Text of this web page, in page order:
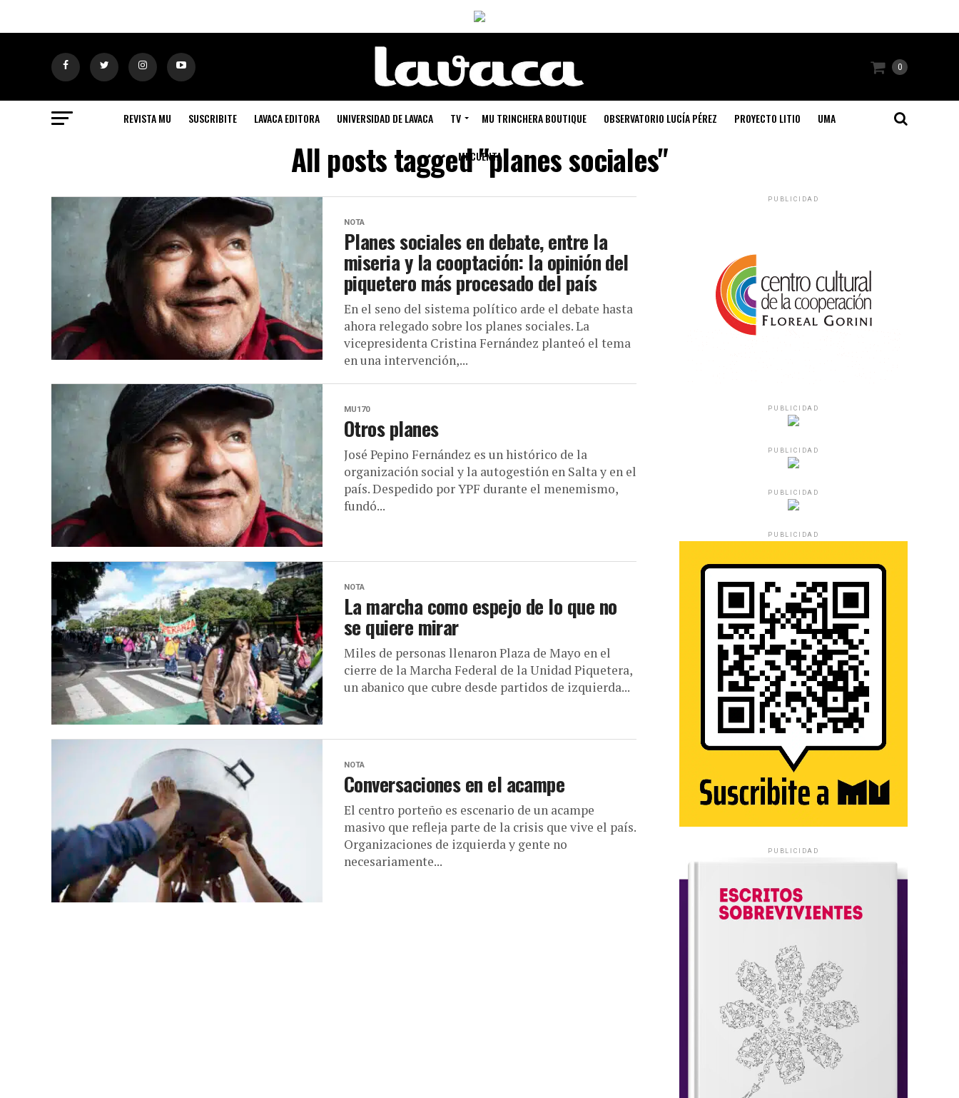
0
REVISTA MU SUSCRIBITE LAVACA EDITORA UNIVERSIDAD DE LAVACA TV MU TRINCHERA BOUTIQUE OBSERVATORIO LUCÍA PÉREZ PROYECTO LITIO UMA
MI CUENTA
All posts tagged "planes sociales"
NOTA
Planes sociales en debate, entre la
miseria y la cooptación: la opinión del
piquetero más procesado del país
En el seno del sistema político arde el debate hasta
ahora relegado sobre los planes sociales. La
vicepresidenta Cristina Fernández planteó el tema
en una intervención,...
MU170
Otros planes
José Pepino Fernández es un histórico de la
organización social y la autogestión en Salta y en el
país. Despedido por YPF durante el menemismo,
fundó...
NOTA
La marcha como espejo de lo que no
se quiere mirar
Miles de personas llenaron Plaza de Mayo en el
cierre de la Marcha Federal de la Unidad Piquetera,
un abanico que cubre desde partidos de izquierda...
NOTA
Conversaciones en el acampe
El centro porteño es escenario de un acampe
masivo que refleja parte de la crisis que vive el país.
Organizaciones de izquierda y gente no
necesariamente...
PUBLICIDAD
PUBLICIDAD
PUBLICIDAD
PUBLICIDAD
PUBLICIDAD
PUBLICIDAD